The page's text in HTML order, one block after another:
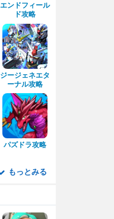
エンドフィール
ド攻略
ジージェネエタ
ーナル攻略
パズドラ攻略
もっとみる